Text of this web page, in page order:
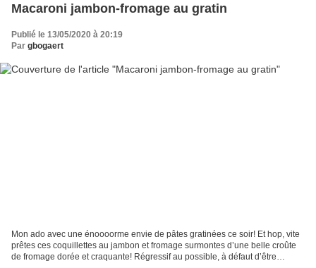
Macaroni jambon-fromage au gratin
Publié le 13/05/2020 à 20:19
Par gbogaert
Mon ado avec une énoooorme envie de pâtes gratinées ce soir! Et hop, vite
prêtes ces coquillettes au jambon et fromage surmontes d’une belle croûte
de fromage dorée et craquante! Régressif au possible, à défaut d’être